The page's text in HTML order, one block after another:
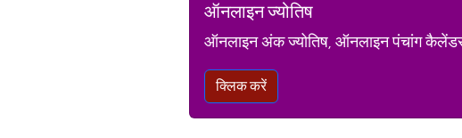
ऑनलाइन ज्योतिष
ऑनलाइन अंक ज्योतिष, ऑनलाइन पंचांग
क्लिक करें